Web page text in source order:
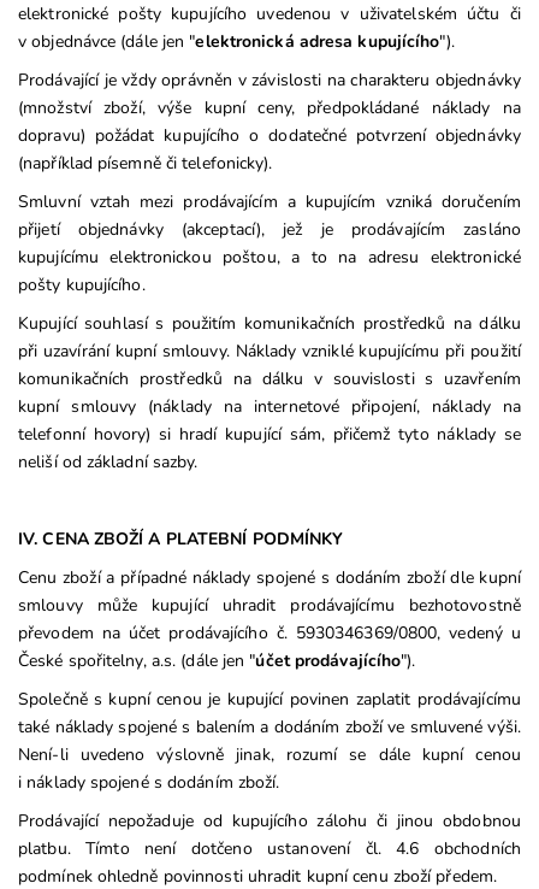
elektronické pošty kupujícího uvedenou v uživatelském účtu či
v objednávce (dále jen "elektronická adresa kupujícího").
Prodávající je vždy oprávněn v závislosti na charakteru objednávky
(množství zboží, výše kupní ceny, předpokládané náklady na
dopravu) požádat kupujícího o dodatečné potvrzení objednávky
(například písemně či telefonicky).
Smluvní vztah mezi prodávajícím a kupujícím vzniká doručením
přijetí objednávky (akceptací), jež je prodávajícím zasláno
kupujícímu elektronickou poštou, a to na adresu elektronické
pošty kupujícího.
Kupující souhlasí s použitím komunikačních prostředků na dálku
při uzavírání kupní smlouvy. Náklady vzniklé kupujícímu při použití
komunikačních prostředků na dálku v souvislosti s uzavřením
kupní smlouvy (náklady na internetové připojení, náklady na
telefonní hovory) si hradí kupující sám, přičemž tyto náklady se
neliší od základní sazby.
IV. CENA ZBOŽÍ A PLATEBNÍ PODMÍNKY
Cenu zboží a případné náklady spojené s dodáním zboží dle kupní
smlouvy může kupující uhradit prodávajícímu bezhotovostně
převodem na účet prodávajícího č. 5930346369/0800, vedený u
České spořitelny, a.s. (dále jen "účet prodávajícího").
Společně s kupní cenou je kupující povinen zaplatit prodávajícímu
také náklady spojené s balením a dodáním zboží ve smluvené výši.
Není-li uvedeno výslovně jinak, rozumí se dále kupní cenou
i náklady spojené s dodáním zboží.
Prodávající nepožaduje od kupujícího zálohu či jinou obdobnou
platbu. Tímto není dotčeno ustanovení čl. 4.6 obchodních
podmínek ohledně povinnosti uhradit kupní cenu zboží předem.